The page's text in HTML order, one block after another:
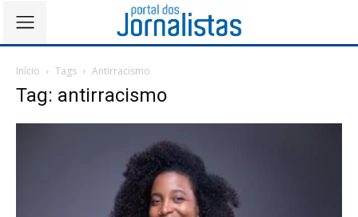
Início Tags Antirracismo
Tag: antirracismo